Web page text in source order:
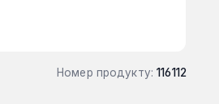
Номер продукту: 116112